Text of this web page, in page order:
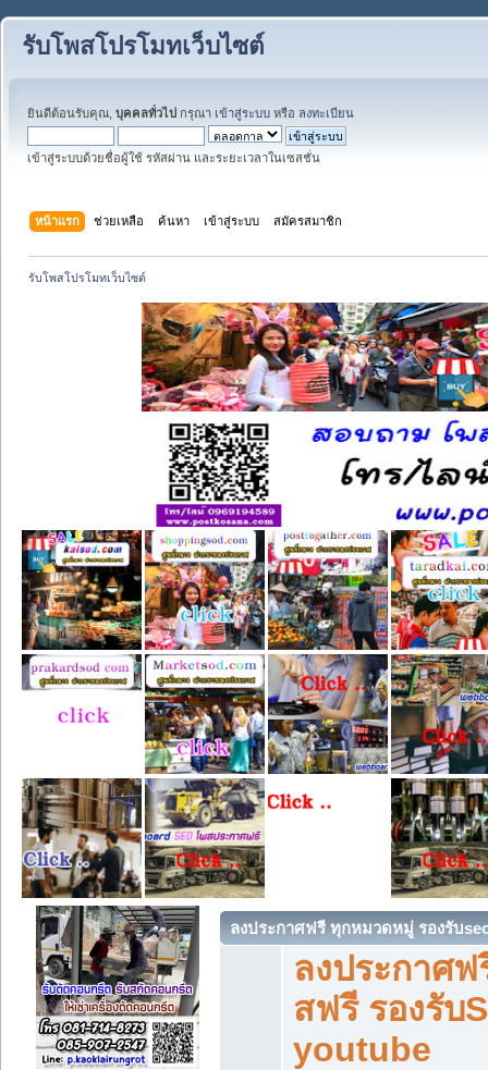
รับโพสโปรโมทเว็บไซต์
ยินดีต้อนรับคุณ, บุคคลทั่วไป กรุณา เข้าสู่ระบบ หรือ ลงทะเบียน
เข้าสู่ระบบด้วยชื่อผู้ใช้ รหัสผ่าน และระยะเวลาในเซสชั่น
หน้าแรก ช่วยเหลือ ค้นหา เข้าสู่ระบบ สมัครสมาชิก
รับโพสโปรโมทเว็บไซต์
ลงประกาศฟรี ทุกหมวดหมู่ รองรับ
ลงประกาศ
สฟรี รองรับ
youtube